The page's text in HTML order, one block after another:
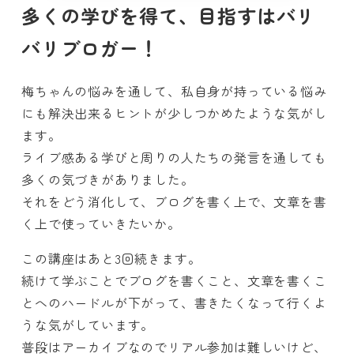
多くの学びを得て、目指すはバリ
バリブロガー！
梅ちゃんの悩みを通して、私自身が持っている悩み
にも解決出来るヒントが少しつかめたような気がし
ます。
ライブ感ある学びと周りの人たちの発言を通しても
多くの気づきがありました。
それをどう消化して、ブログを書く上で、文章を書
く上で使っていきたいか。
この講座はあと3回続きます。
続けて学ぶことでブログを書くこと、文章を書くこ
とへのハードルが下がって、書きたくなって行くよ
うな気がしています。
普段はアーカイブなのでリアル参加は難しいけど、